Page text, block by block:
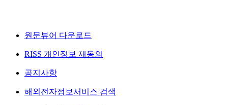
원문뷰어 다운로드
RISS 개인정보 재동의
공지사항
해외전자정보서비스 검색